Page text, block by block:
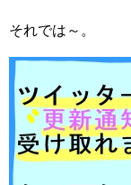
それでは～。